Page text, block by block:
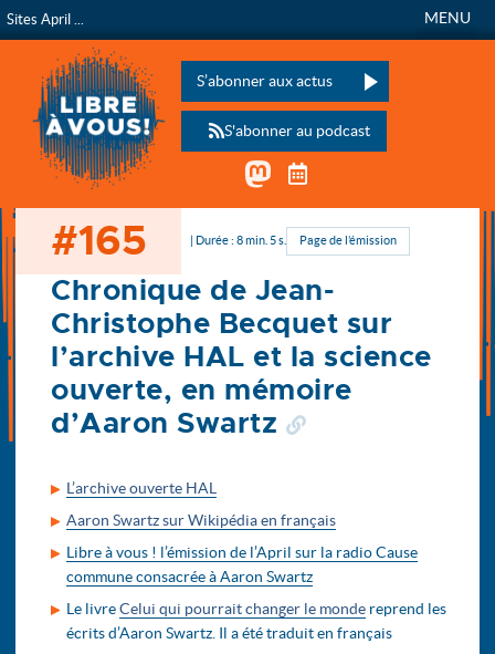
Libre à vous !
L’émission de radio
MENU
S’abonner aux actus
Veuillez laisser ce champ vide :
Mastodon
S'abonner au podcast
Accueil
#165 | Durée : 8 min. 5 s. Page de l’émission
Chronique de Jean-
Christophe Becquet sur
l’archive HAL et la science
ouverte, en mémoire
d’Aaron Swartz
L’archive ouverte HAL
Aaron Swartz sur Wikipédia en français
Libre à vous ! l’émission de l’April sur la radio Cause
commune consacrée à Aaron Swartz
Le livreCelui qui pourrait changer le monde reprend les
écrits d’Aaron Swartz. Il a été traduit en français
Sites April ...